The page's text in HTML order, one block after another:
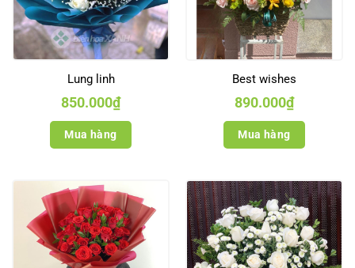
Lung linh
850.000₫
Mua hàng
Best wishes
890.000₫
Mua hàng